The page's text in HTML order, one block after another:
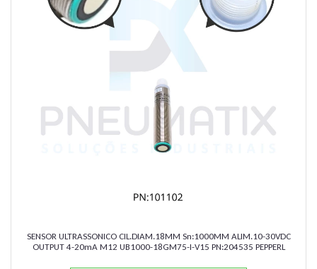
SENSOR ULTRASSONICO CIL.DIAM.18MM Sn:1000MM ALIM.10-30VDC
OUTPUT 4-20mA M12 UB1000-18GM75-I-V15 PN:204535 PEPPERL